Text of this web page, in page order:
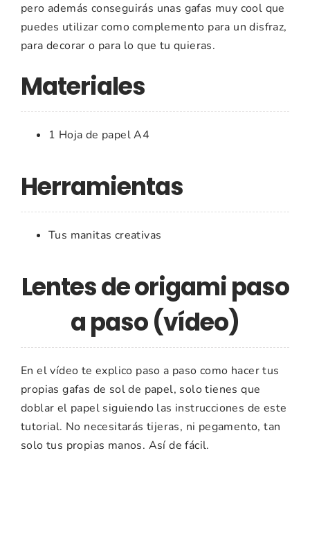
pero además conseguirás unas gafas muy cool que
puedes utilizar como complemento para un disfraz,
para decorar o para lo que tu quieras.
Materiales
1 Hoja de papel A4
Herramientas
Tus manitas creativas
Lentes de origami paso
a paso (vídeo)
En el vídeo te explico paso a paso como hacer tus
propias gafas de sol de papel, solo tienes que
doblar el papel siguiendo las instrucciones de este
tutorial. No necesitarás tijeras, ni pegamento, tan
solo tus propias manos. Así de fácil.